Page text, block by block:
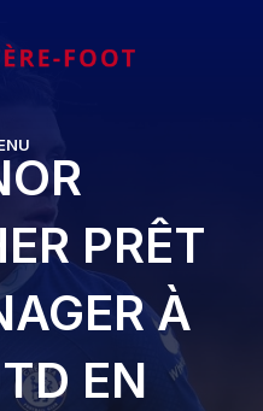
PRÊT
À
EN